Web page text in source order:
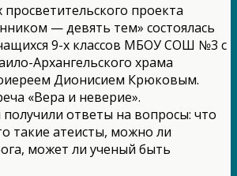
проекта
— девять тем» состоялась
9-х классов МБОУ СОШ №3 с
Архангельского храма
Дионисием Крюковым.
«Вера и неверие».
ответы на вопросы: что
такие атеисты, можно ли
может ли ученый быть